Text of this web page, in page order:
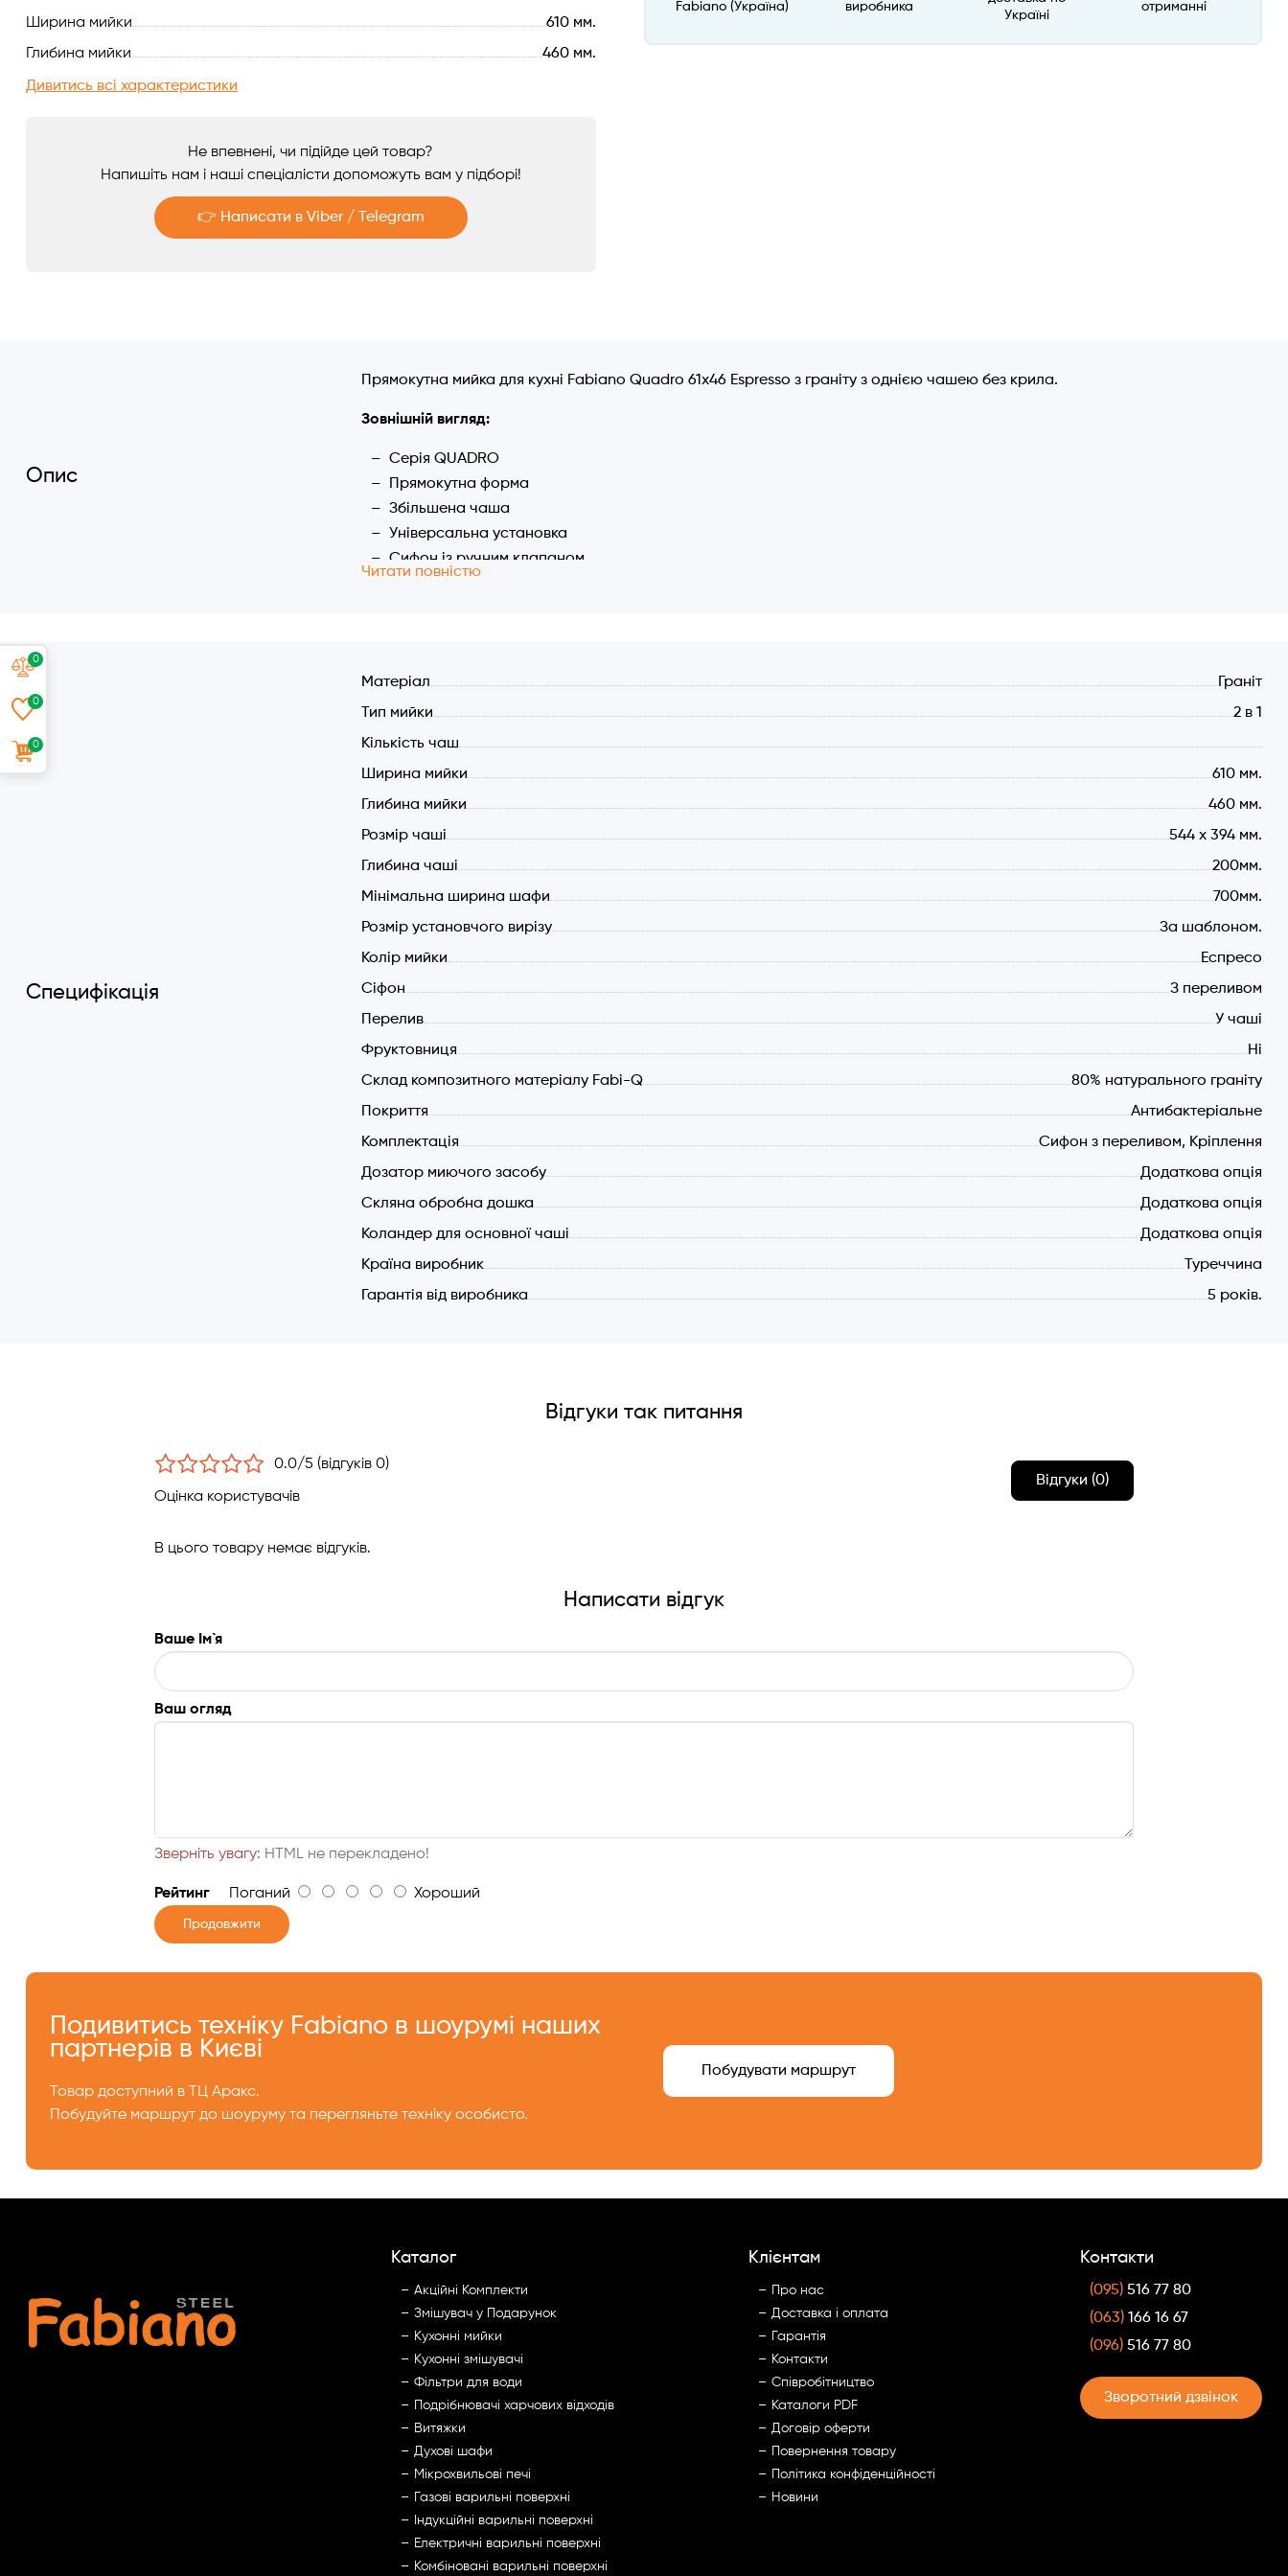
Аксесуари
0
0
0
Ширина мийки
610 мм.
Глибина мийки
460 мм.
Дивитись всі характеристики
Не впевнені, чи підійде цей товар?
Напишіть нам і наші спеціалісти допоможуть вам у підборі!
👉 Написати в Viber / Telegram
Fabiano (Україна)
виробника
Україні
отриманні
Опис
Прямокутна мийка для кухні Fabiano Quadro 61x46 Espresso з граніту з однією чашею без крила.
Зовнішній вигляд:
Серія QUADRO
Прямокутна форма
Збільшена чаша
Універсальна установка
Сифон із ручним клапаном
Розмір мийки: 610x460 мм.
Виріз для установки: за шаблоном
Без крила та місця для змішувача
Сифон з клапаном та відстійником
Композитний матеріал: 80% граніту
Ширина шафи (мін.): 700 мм.
Читати повністю
Специфікація
Матеріал
Граніт
Тип мийки
2 в 1
Кількість чаш
Ширина мийки
610 мм.
Глибина мийки
460 мм.
Розмір чаші
544 х 394 мм.
Глибина чаші
200мм.
Мінімальна ширина шафи
700мм.
Розмір установчого вирізу
За шаблоном.
Колір мийки
Еспресо
Cіфон
З переливом
Перелив
У чаші
Фруктовниця
Ні
Склад композитного матеріалу Fabi-Q
80% натурального граніту
Покриття
Антибактеріальне
Комплектація
Сифон з переливом, Кріплення
Дозатор миючого засобу
Додаткова опція
Скляна обробна дошка
Додаткова опція
Коландер для основної чаші
Додаткова опція
Країна виробник
Туреччина
Гарантія від виробника
5 років.
Відгуки так питання
0.0/5 (відгуків 0)
Оцінка користувачів
Відгуки (0)
В цього товару немає відгуків.
Написати відгук
Ваше Ім`я
Ваш огляд
Зверніть увагу: HTML не перекладено!
Рейтинг Поганий Хороший
Продовжити
Подивитись техніку Fabiano в шоурумі наших
партнерів в Києві
Товар доступний в ТЦ Аракс.
Побудуйте маршрут до шоуруму та перегляньте техніку особисто.
Побудувати маршрут
Каталог
Акційні Комплекти
Змішувач у Подарунок
Кухонні мийки
Кухонні змішувачі
Фільтри для води
Подрібнювачі харчових відходів
Витяжки
Духові шафи
Мікрохвильові печі
Газові варильні поверхні
Індукційні варильні поверхні
Електричні варильні поверхні
Комбіновані варильні поверхні
Клієнтам
Про нас
Доставка і оплата
Гарантія
Контакти
Cпівробітництво
Каталоги PDF
Договір оферти
Повернення товару
Політика конфіденційності
Новини
Контакти
(095) 516 77 80
(063) 166 16 67
(096) 516 77 80
Зворотний дзвінок